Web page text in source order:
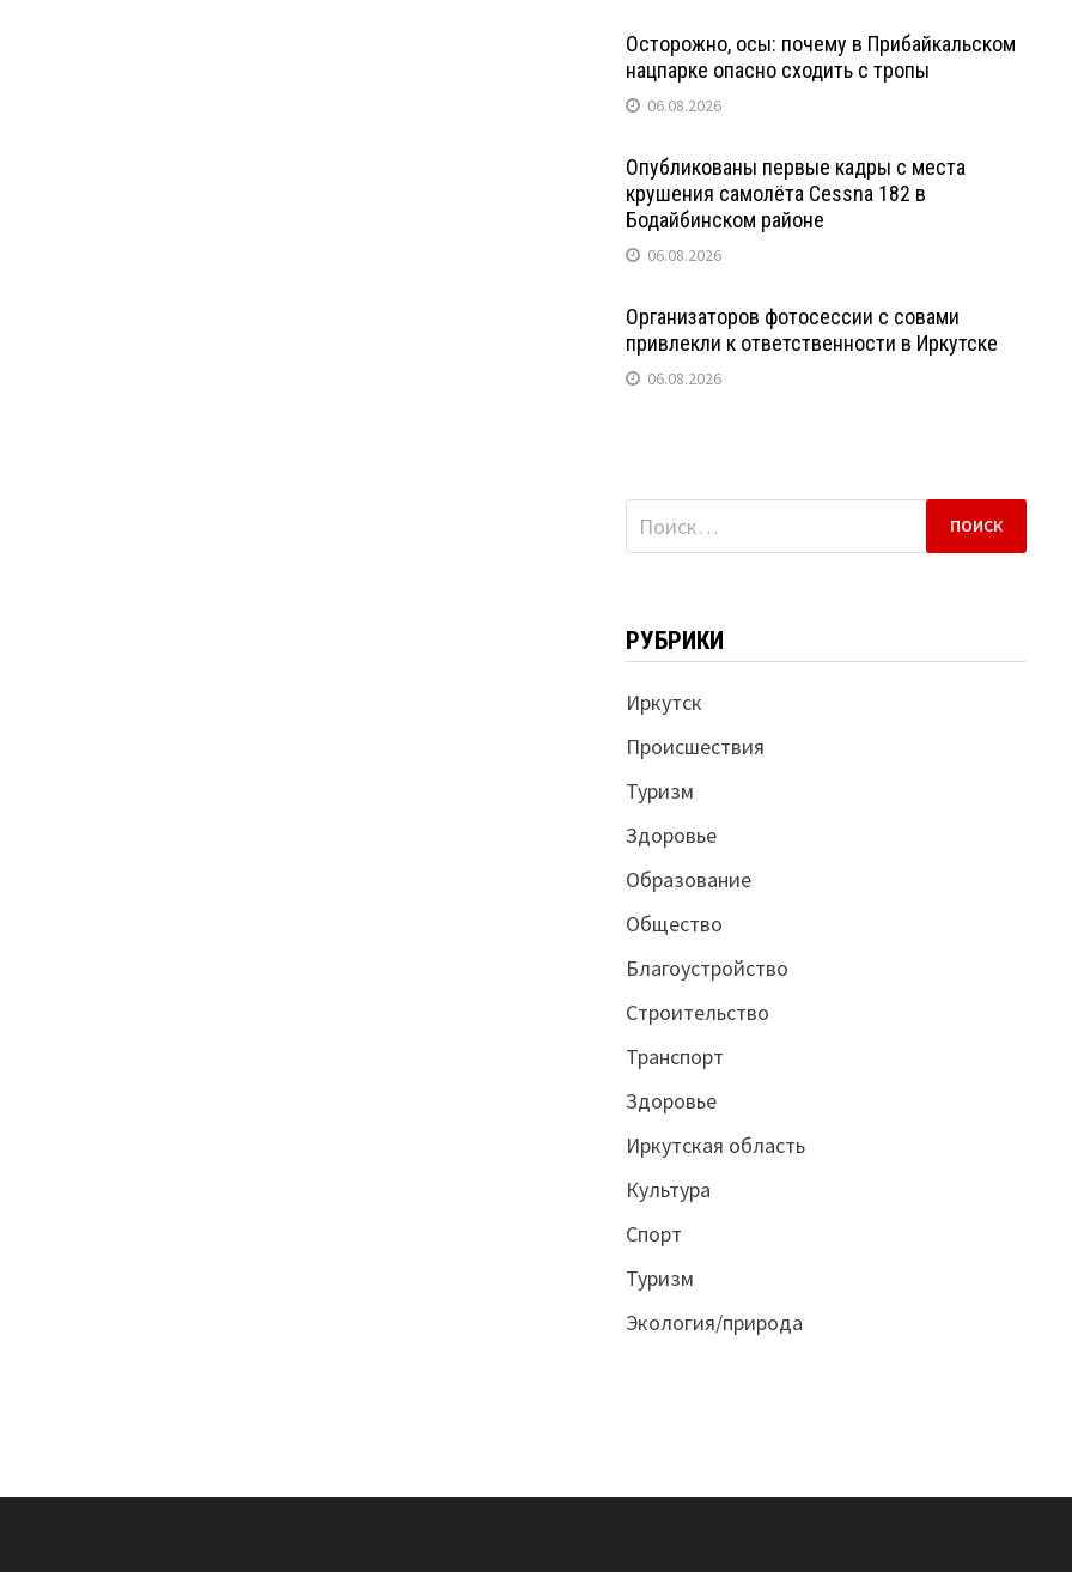
Осторожно, осы: почему в Прибайкальском
нацпарке опасно сходить с тропы
06.08.2026
Опубликованы первые кадры с места
крушения самолёта Cessna 182 в
Бодайбинском районе
06.08.2026
Организаторов фотосессии с совами
привлекли к ответственности в Иркутске
06.08.2026
Найти:
РУБРИКИ
Иркутск
Происшествия
Туризм
Здоровье
Образование
Общество
Благоустройство
Строительство
Транспорт
Здоровье
Иркутская область
Культура
Спорт
Туризм
Экология/природа